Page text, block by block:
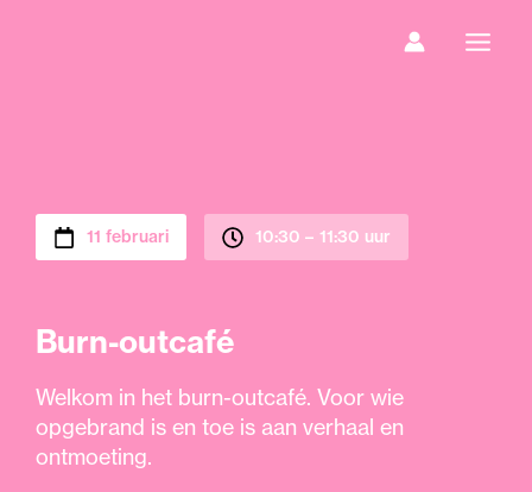
11 februari 10:30 – 11:30 uur
Burn-outcafé
Welkom in het burn-outcafé. Voor wie
opgebrand is en toe is aan verhaal en
ontmoeting.